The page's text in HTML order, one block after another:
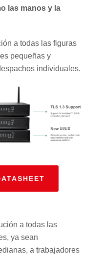
las manos y la
a todas las figuras
pequeñas y
individuales.
a todas las
ya sean
a trabajadores